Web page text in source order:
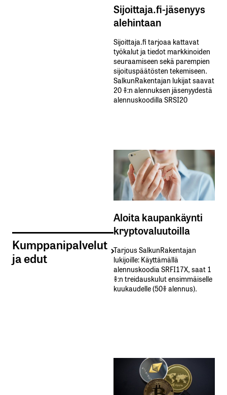
Kumppanipalvelut
ja edut
Sijoittaja.fi-jäsenyys
alehintaan
Sijoittaja.fi tarjoaa kattavat
työkalut ja tiedot markkinoiden
seuraamiseen sekä parempien
sijoituspäätösten tekemiseen.
SalkunRakentajan lukijat saavat
20 %:n alennuksen jäsenyydestä
alennuskoodilla SRSI20
Aloita kaupankäynti
kryptovaluutoilla
Tarjous SalkunRakentajan
lukijoille: Käyttämällä​ ​
alennuskoodia​ ​SRFI17X,​ ​saat​ ​1
%:n treidauskulut​ ​ensimmäiselle​ ​
kuukaudelle​ ​(50%​ ​alennus).